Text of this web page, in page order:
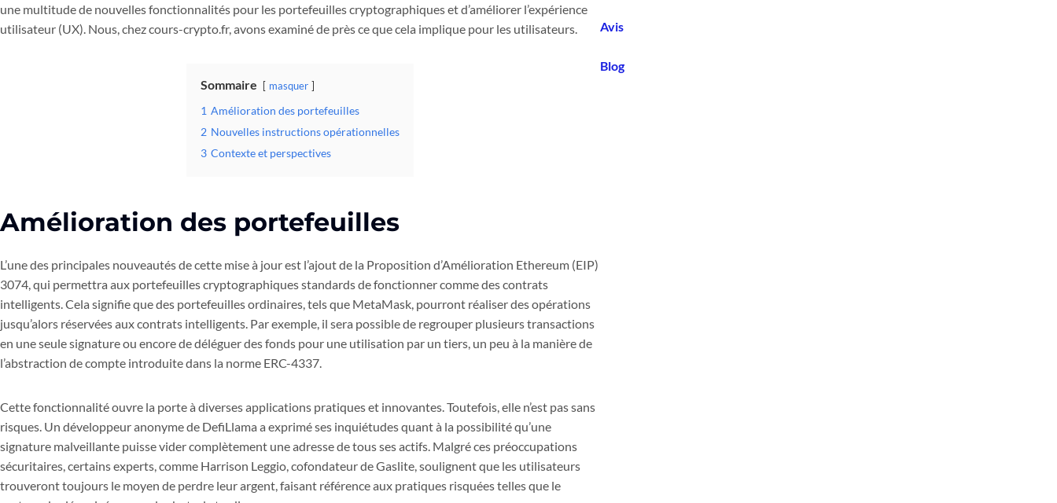
une multitude de nouvelles fonctionnalités pour les portefeuilles cryptographiques et d’améliorer l’expérience
utilisateur (UX). Nous, chez cours-crypto.fr, avons examiné de près ce que cela implique pour les utilisateurs.
Sommaire masquer
1 Amélioration des portefeuilles
2 Nouvelles instructions opérationnelles
3 Contexte et perspectives
Amélioration des portefeuilles
L’une des principales nouveautés de cette mise à jour est l’ajout de la Proposition d’Amélioration Ethereum (EIP)
3074, qui permettra aux portefeuilles cryptographiques standards de fonctionner comme des contrats
intelligents. Cela signifie que des portefeuilles ordinaires, tels que MetaMask, pourront réaliser des opérations
jusqu’alors réservées aux contrats intelligents. Par exemple, il sera possible de regrouper plusieurs transactions
en une seule signature ou encore de déléguer des fonds pour une utilisation par un tiers, un peu à la manière de
l’abstraction de compte introduite dans la norme ERC-4337.
Cette fonctionnalité ouvre la porte à diverses applications pratiques et innovantes. Toutefois, elle n’est pas sans
risques. Un développeur anonyme de DefiLlama a exprimé ses inquiétudes quant à la possibilité qu’une
signature malveillante puisse vider complètement une adresse de tous ses actifs. Malgré ces préoccupations
sécuritaires, certains experts, comme Harrison Leggio, cofondateur de Gaslite, soulignent que les utilisateurs
trouveront toujours le moyen de perdre leur argent, faisant référence aux pratiques risquées telles que le
Avis
Blog